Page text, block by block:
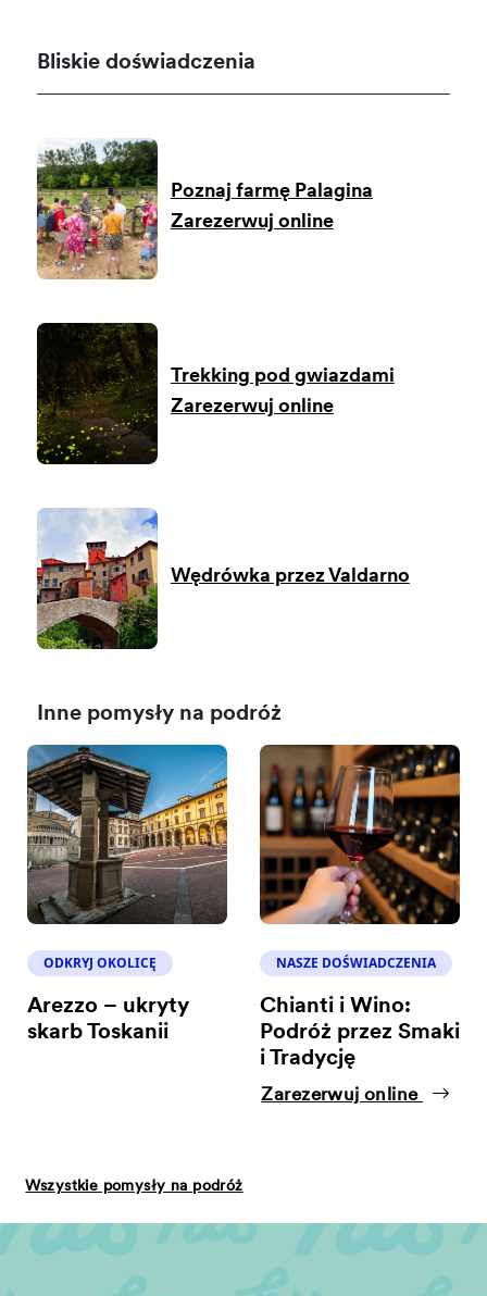
Bliskie doświadczenia
Poznaj farmę Palagina
Zarezerwuj online
Trekking pod gwiazdami
Zarezerwuj online
Wędrówka przez Valdarno
Inne pomysły na podróż
ODKRYJ OKOLICĘ
Arezzo – ukryty
skarb Toskanii
NASZE DOŚWIADCZENIA
Chianti i Wino:
Podróż przez Smaki
i Tradycję
Zarezerwuj online
Wszystkie pomysły na podróż